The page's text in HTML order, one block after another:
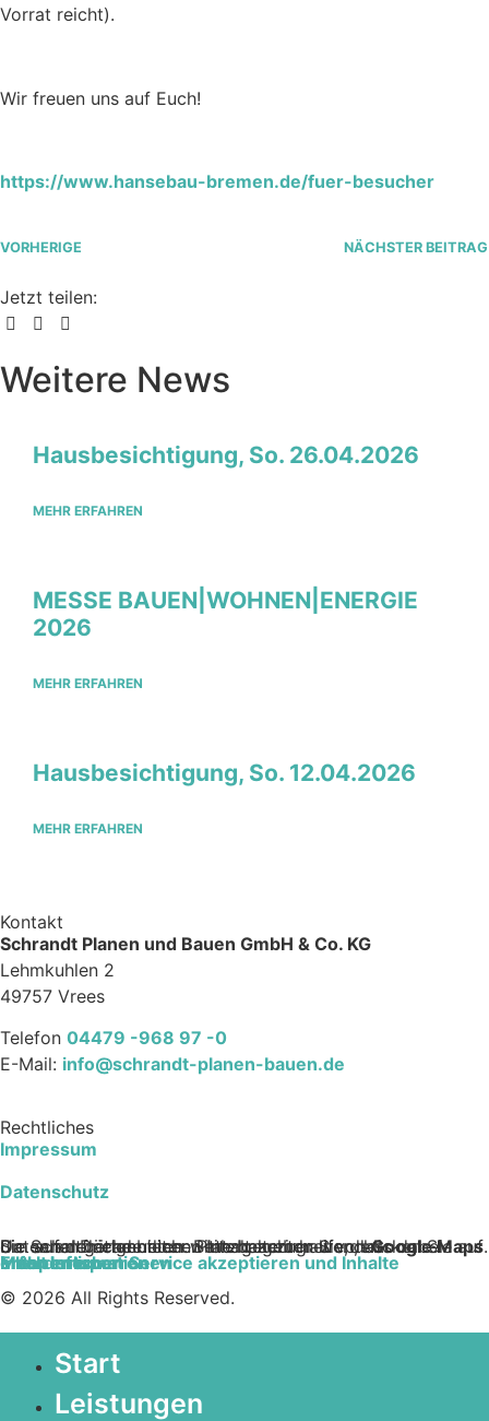
Vorrat reicht).
Wir freuen uns auf Euch!
https://www.hansebau-bremen.de/fuer-besucher
VORHERIGE NÄCHSTER BEITRAG
Jetzt teilen:
Weitere News
Hausbesichtigung, So. 26.04.2026
MEHR ERFAHREN
MESSE BAUEN|WOHNEN|ENERGIE
2026
MEHR ERFAHREN
Hausbesichtigung, So. 12.04.2026
MEHR ERFAHREN
Kontakt
Schrandt Planen und Bauen GmbH & Co. KG
Lehmkuhlen 2
49757 Vrees
Telefon 04479 -968 97 -0
E-Mail: info@schrandt-planen-bauen.de
Rechtliches
Impressum
Datenschutz
Sie sehen gerade einen Platzhalterinhalt vonGoogle Maps
. Um auf den eigentlichen Inhalt zuzugreifen, klicken Sie auf die Schaltfläche unten. Bitte beachten Sie, dass dabei Daten an Drittanbieter weitergegeben werden.
Mehr Informationen
Inhalt entsperren
Erforderlichen Service akzeptieren und Inhalte entsperren
© 2026 All Rights Reserved.
Start
Leistungen